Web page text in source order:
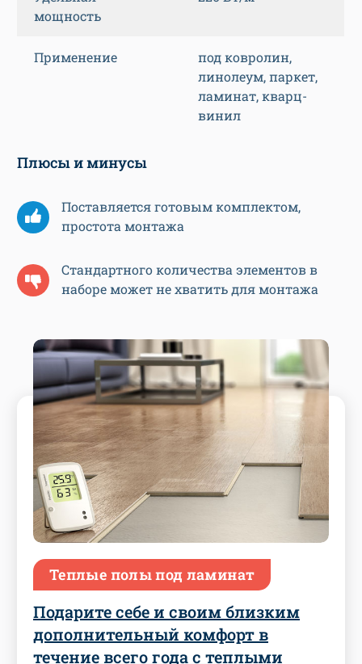
мощность
Применение
под ковролин,
линолеум, паркет,
ламинат, кварц-
винил
Плюсы и минусы
Поставляется готовым комплектом,
простота монтажа
Стандартного количества элементов в
наборе может не хватить для монтажа
Теплые полы под ламинат
Подарите себе и своим близким
дополнительный комфорт в
течение всего года с теплыми